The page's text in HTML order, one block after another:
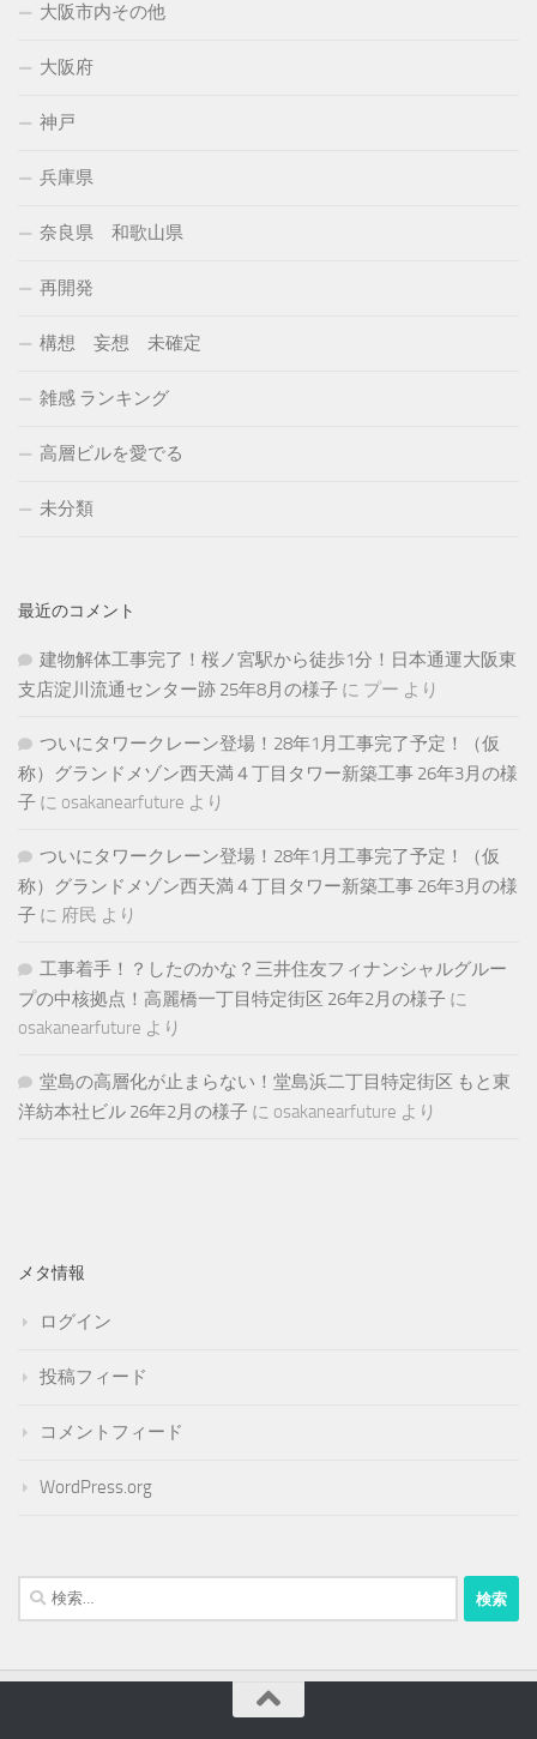
大阪市内その他
大阪府
神戸
兵庫県
奈良県 和歌山県
再開発
構想 妄想 未確定
雑感 ランキング
高層ビルを愛でる
未分類
最近のコメント
建物解体工事完了！桜ノ宮駅から徒歩1分！日本通運大阪東
支店淀川流通センター跡 25年8月の様子 に プー より
ついにタワークレーン登場！28年1月工事完了予定！（仮
称）グランドメゾン西天満４丁目タワー新築工事 26年3月の様
子 に osakanearfuture より
ついにタワークレーン登場！28年1月工事完了予定！（仮
称）グランドメゾン西天満４丁目タワー新築工事 26年3月の様
子 に 府民 より
工事着手！？したのかな？三井住友フィナンシャルグルー
プの中核拠点！高麗橋一丁目特定街区 26年2月の様子 に
osakanearfuture より
堂島の高層化が止まらない！堂島浜二丁目特定街区 もと東
洋紡本社ビル 26年2月の様子 に osakanearfuture より
メタ情報
ログイン
投稿フィード
コメントフィード
WordPress.org
検
索: